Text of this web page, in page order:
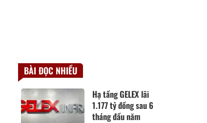
BÀI ĐỌC NHIỀU
Hạ tầng GELEX lãi
1.177 tỷ đồng sau 6
tháng đầu năm